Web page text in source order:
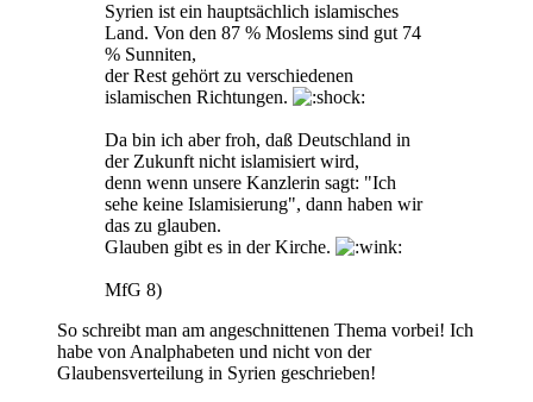
Syrien ist ein hauptsächlich islamisches
Land. Von den 87 % Moslems sind gut 74
% Sunniten,
der Rest gehört zu verschiedenen
islamischen Richtungen.
Da bin ich aber froh, daß Deutschland in
der Zukunft nicht islamisiert wird,
denn wenn unsere Kanzlerin sagt: "Ich
sehe keine Islamisierung", dann haben wir
das zu glauben.
Glauben gibt es in der Kirche.
MfG 8)
So schreibt man am angeschnittenen Thema vorbei! Ich
habe von Analphabeten und nicht von der
Glaubensverteilung in Syrien geschrieben!